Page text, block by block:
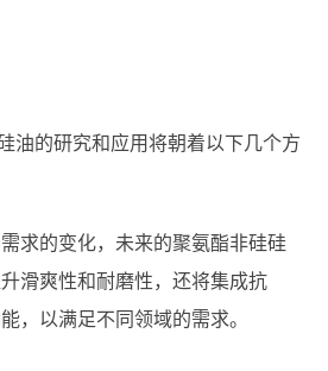
油的研究和应用将朝着以下几个方
求的变化，未来的聚氨酯非硅硅
滑爽性和耐磨性，还将集成抗
，以满足不同领域的需求。